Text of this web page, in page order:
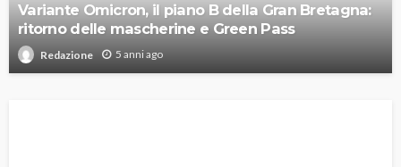
Variante Omicron, il piano B della Gran Bretagna:
ritorno delle mascherine e Green Pass
Redazione 5 anni ago